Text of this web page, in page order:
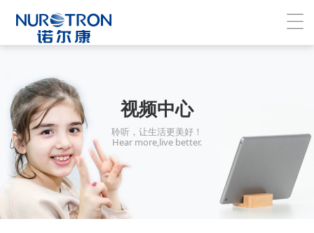
视频中心
聆听，让生活更美好！
Hear more,live better.